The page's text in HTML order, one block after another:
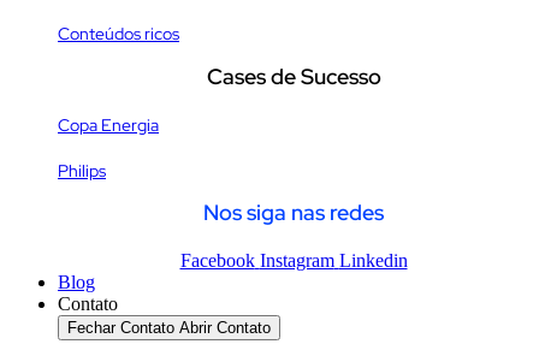
Conteúdos ricos
Cases de Sucesso
Copa Energia
Philips
Nos siga nas redes
Facebook Instagram Linkedin
Blog
Contato
Fechar Contato Abrir Contato